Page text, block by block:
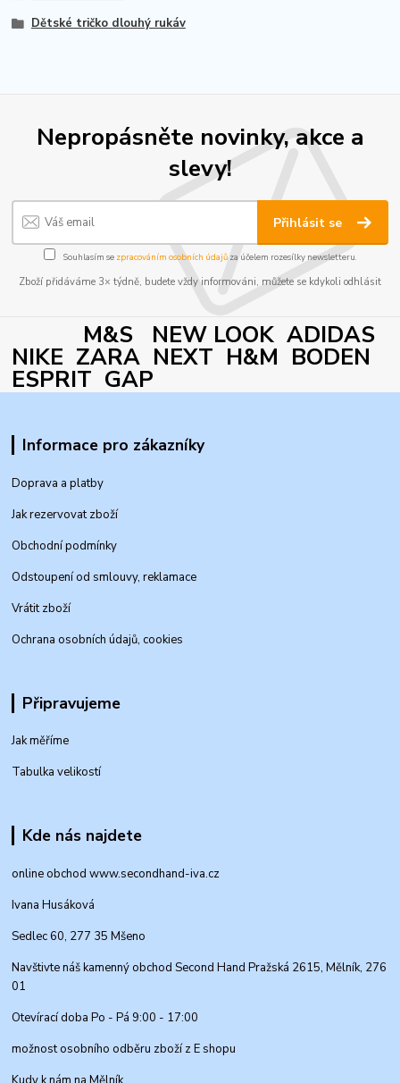
Dětské tričko dlouhý rukáv
Nepropásněte novinky, akce a
slevy!
Přihlásit se
Souhlasím se zpracováním osobních údajůza účelem rozesílky newsletteru.
Zboží přidáváme 3× týdně, budete vždy informováni, můžete se kdykoli odhlásit
M&S NEW LOOK ADIDAS
NIKE ZARA NEXT H&M BODEN
ESPRIT GAP
Informace pro zákazníky
Doprava a platby
Jak rezervovat zboží
Obchodní podmínky
Odstoupení od smlouvy, reklamace
Vrátit zboží
Ochrana osobních údajů, cookies
Připravujeme
Jak měříme
Tabulka velikostí
Kde nás najdete
online obchod www.secondhand-iva.cz
Ivana Husáková
Sedlec 60, 277 35 Mšeno
Navštivte náš kamenný obchod Second Hand Pražská 2615, Mělník, 276
01
Otevírací doba Po - Pá 9:00 - 17:00
možnost osobního odběru zboží z E shopu